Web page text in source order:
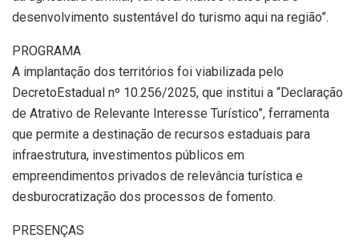
desenvolvimento sustentável do turismo aqui na região”.
PROGRAMA
A implantação dos territórios foi viabilizada pelo
DecretoEstadual nº 10.256/2025, que institui a “Declaração
de Atrativo de Relevante Interesse Turístico”, ferramenta
que permite a destinação de recursos estaduais para
infraestrutura, investimentos públicos em
empreendimentos privados de relevância turística e
desburocratização dos processos de fomento.
PRESENÇAS